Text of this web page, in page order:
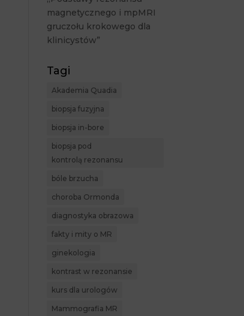
magnetycznego i mpMRI
gruczołu krokowego dla
klinicystów”
Tagi
Akademia Quadia
biopsja fuzyjna
biopsja in-bore
biopsja pod
kontrolą rezonansu
bóle brzucha
choroba Ormonda
diagnostyka obrazowa
fakty i mity o MR
ginekologia
kontrast w rezonansie
kurs dla urologów
Mammografia MR